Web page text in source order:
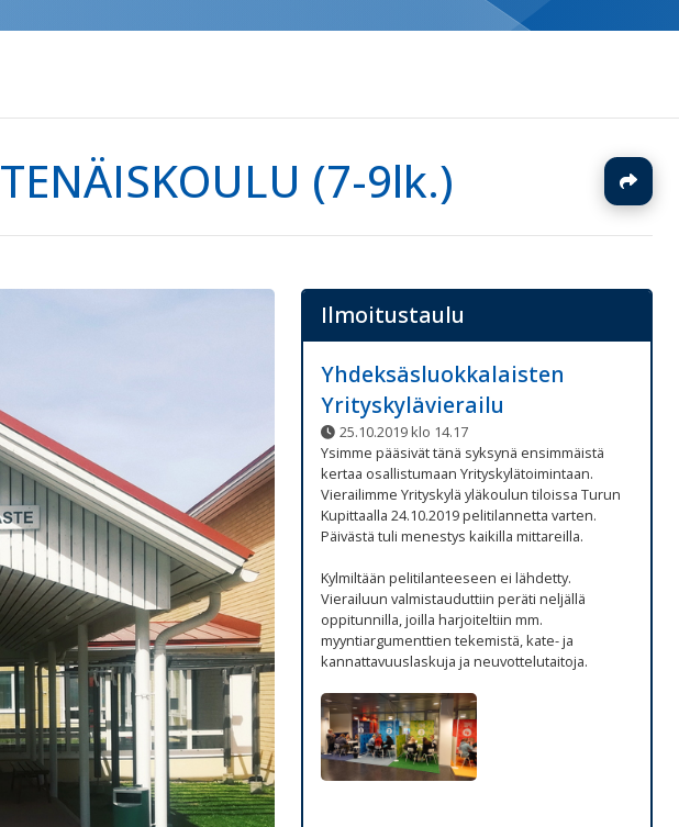
(7-9lk.)
Ilmoitustaulu
Yhdeksäsluokkalaisten
Yrityskylävierailu
25.10.2019 klo 14.17
Ysimme pääsivät tänä syksynä ensimmäistä
kertaa osallistumaan Yrityskylätoimintaan.
Vierailimme Yrityskylä yläkoulun tiloissa Turun
Kupittaalla 24.10.2019 pelitilannetta varten.
Päivästä tuli menestys kaikilla mittareilla.
Kylmiltään pelitilanteeseen ei lähdetty.
Vierailuun valmistauduttiin peräti neljällä
oppitunnilla, joilla harjoiteltiin mm.
myyntiargumenttien tekemistä, kate- ja
kannattavuuslaskuja ja neuvottelutaitoja.